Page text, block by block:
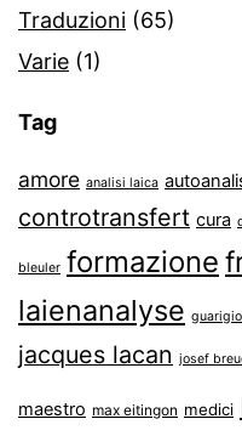
Traduzioni (65)
Varie (1)
Tag
amore analisi laica
controtransfert cura
bleuler formazione
laienanalyse
jacques lacan josef
maestro max eitingon medici